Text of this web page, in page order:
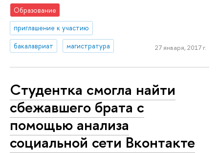
Образование
приглашение к участию
бакалавриат
магистратура 27 января, 2017 г.
Cтудентка смогла найти
сбежавшего брата с
помощью анализа
социальной сети Вконтакте